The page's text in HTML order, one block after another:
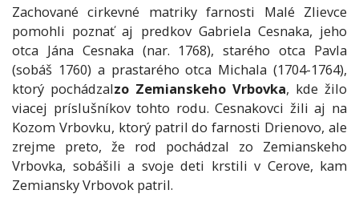
Zachované cirkevné matriky farnosti Malé Zlievce
pomohli poznať aj predkov Gabriela Cesnaka, jeho
otca Jána Cesnaka (nar. 1768), starého otca Pavla
(sobáš 1760) a prastarého otca Michala (1704-1764),
ktorý pochádzalzo Zemianskeho Vrbovka, kde žilo
viacej príslušníkov tohto rodu. Cesnakovci žili aj na
Kozom Vrbovku, ktorý patril do farnosti Drienovo, ale
zrejme preto, že rod pochádzal zo Zemianskeho
Vrbovka, sobášili a svoje deti krstili v Cerove, kam
Zemiansky Vrbovok patril.